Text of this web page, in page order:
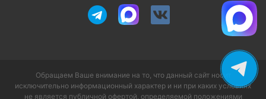
Обращаем Ваше внимание на то, что данный сайт носит
исключительно информационный характер и ни при каких условиях
не является публичной офертой, определяемой положениями